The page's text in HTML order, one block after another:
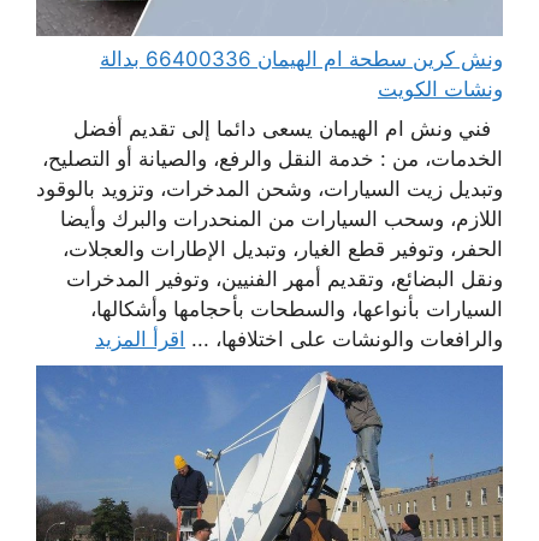
ونش كرين سطحة ام الهيمان 66400336 بدالة
ونشات الكويت
فني ونش ام الهيمان يسعى دائما إلى تقديم أفضل
الخدمات، من : خدمة النقل والرفع، والصيانة أو التصليح،
وتبديل زيت السيارات، وشحن المدخرات، وتزويد بالوقود
اللازم، وسحب السيارات من المنحدرات والبرك وأيضا
الحفر، وتوفير قطع الغيار، وتبديل الإطارات والعجلات،
ونقل البضائع، وتقديم أمهر الفنيين، وتوفير المدخرات
السيارات بأنواعها، والسطحات بأحجامها وأشكالها،
والرافعات والونشات على اختلافها، ... اقرأ المزيد